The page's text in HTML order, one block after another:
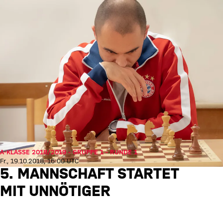
A-KLASSE 2018/2019 - GRUPPE 1 - RUNDE 1
Fr., 19.10.2018, 16:00 UTC
5. MANNSCHAFT STARTET
MIT UNNÖTIGER